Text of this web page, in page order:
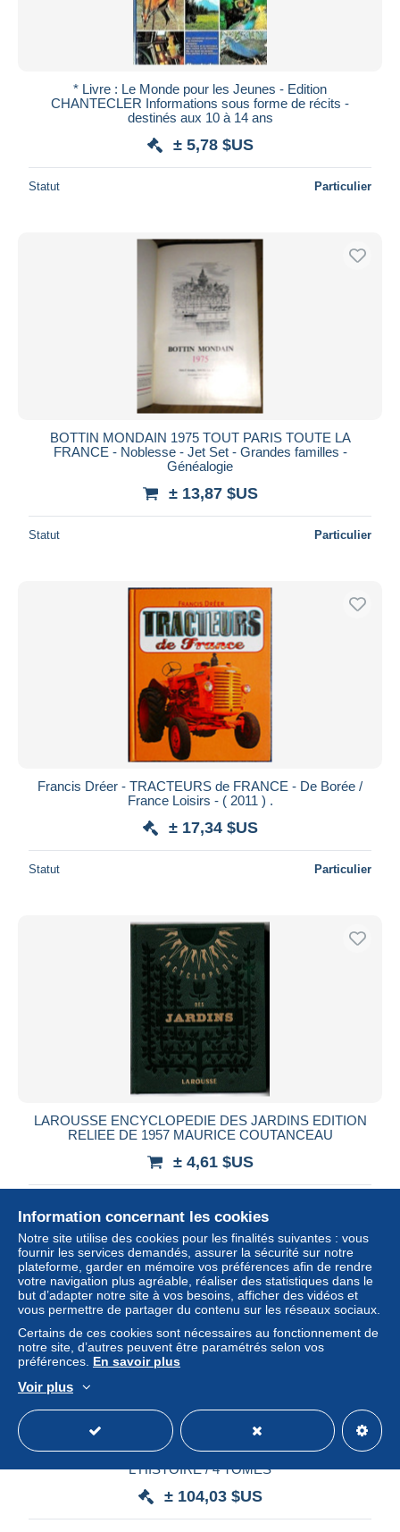
* Livre : Le Monde pour les Jeunes - Edition
CHANTECLER Informations sous forme de récits -
destinés aux 10 à 14 ans
± 5,78 $US
Statut Particulier
BOTTIN MONDAIN 1975 TOUT PARIS TOUTE LA
FRANCE - Noblesse - Jet Set - Grandes familles -
Généalogie
± 13,87 $US
Statut Particulier
Francis Dréer - TRACTEURS de FRANCE - De Borée /
France Loisirs - ( 2011 ) .
± 17,34 $US
Statut Particulier
LAROUSSE ENCYCLOPEDIE DES JARDINS EDITION
RELIEE DE 1957 MAURICE COUTANCEAU
± 4,61 $US
GRANDES FIGURES DE FRANCE A TRAVERS
L'HISTOIRE / 4 TOMES
± 104,03 $US
Information concernant les cookies
Notre site utilise des cookies pour les finalités suivantes : vous
fournir les services demandés, assurer la sécurité sur notre
plateforme, garder en mémoire vos préférences afin de rendre
votre navigation plus agréable, réaliser des statistiques dans le
but d’adapter notre site à vos besoins, afficher des vidéos et
vous permettre de partager du contenu sur les réseaux sociaux.
Certains de ces cookies sont nécessaires au fonctionnement de
notre site, d’autres peuvent être paramétrés selon vos
préférences. En savoir plus
Voir plus